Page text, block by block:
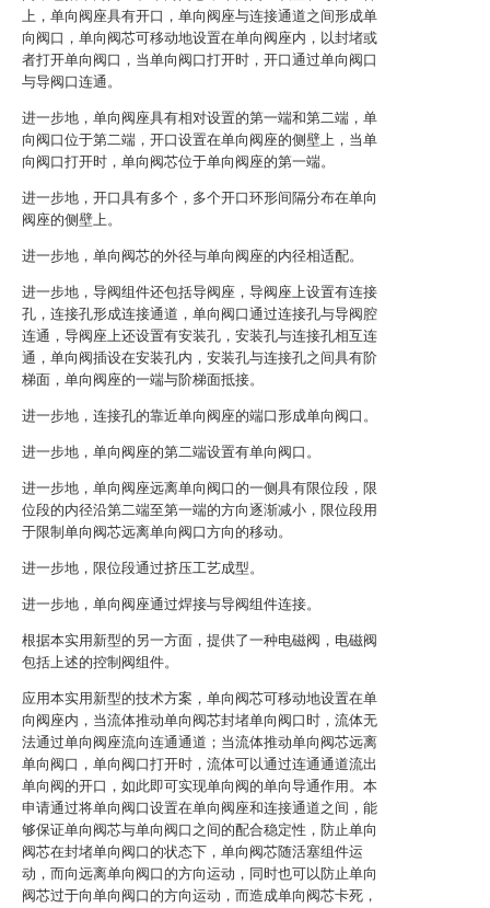
上，单向阀座具有开口，单向阀座与连接通道之间形成单
向阀口，单向阀芯可移动地设置在单向阀座内，以封堵或
者打开单向阀口，当单向阀口打开时，开口通过单向阀口
与导阀口连通。
进一步地，单向阀座具有相对设置的第一端和第二端，单
向阀口位于第二端，开口设置在单向阀座的侧壁上，当单
向阀口打开时，单向阀芯位于单向阀座的第一端。
进一步地，开口具有多个，多个开口环形间隔分布在单向
阀座的侧壁上。
进一步地，单向阀芯的外径与单向阀座的内径相适配。
进一步地，导阀组件还包括导阀座，导阀座上设置有连接
孔，连接孔形成连接通道，单向阀口通过连接孔与导阀腔
连通，导阀座上还设置有安装孔，安装孔与连接孔相互连
通，单向阀插设在安装孔内，安装孔与连接孔之间具有阶
梯面，单向阀座的一端与阶梯面抵接。
进一步地，连接孔的靠近单向阀座的端口形成单向阀口。
进一步地，单向阀座的第二端设置有单向阀口。
进一步地，单向阀座远离单向阀口的一侧具有限位段，限
位段的内径沿第二端至第一端的方向逐渐减小，限位段用
于限制单向阀芯远离单向阀口方向的移动。
进一步地，限位段通过挤压工艺成型。
进一步地，单向阀座通过焊接与导阀组件连接。
根据本实用新型的另一方面，提供了一种电磁阀，电磁阀
包括上述的控制阀组件。
应用本实用新型的技术方案，单向阀芯可移动地设置在单
向阀座内，当流体推动单向阀芯封堵单向阀口时，流体无
法通过单向阀座流向连通通道；当流体推动单向阀芯远离
单向阀口，单向阀口打开时，流体可以通过连通通道流出
单向阀的开口，如此即可实现单向阀的单向导通作用。本
申请通过将单向阀口设置在单向阀座和连接通道之间，能
够保证单向阀芯与单向阀口之间的配合稳定性，防止单向
阀芯在封堵单向阀口的状态下，单向阀芯随活塞组件运
动，而向远离单向阀口的方向运动，同时也可以防止单向
阀芯过于向单向阀口的方向运动，而造成单向阀芯卡死，